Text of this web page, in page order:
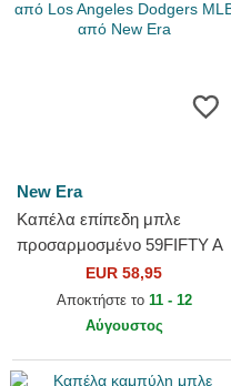
New Era
Καπέλα επίπεδη μπλε
προσαρμοσμένο 59FIFTY A
Frame Championship Side
Flag από Los Angeles
Dodgers...
EUR 58,95
Αποκτήστε το 11 - 12
Αύγουστος